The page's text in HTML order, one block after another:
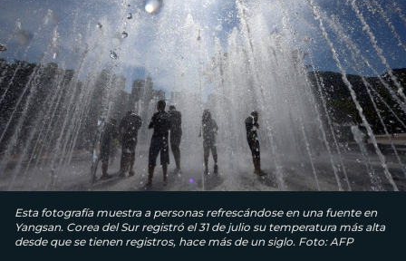
Esta fotografía muestra a personas refrescándose en una fuente en
Yangsan. Corea del Sur registró el 31 de julio su temperatura más alta
desde que se tienen registros, hace más de un siglo. Foto: AFP